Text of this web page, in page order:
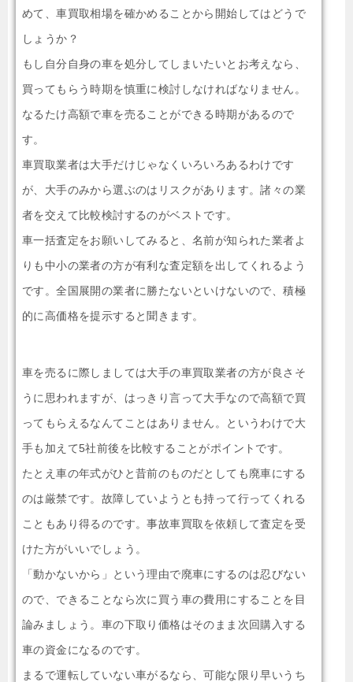
めて、車買取相場を確かめることから開始してはどうで
しょうか？
もし自分自身の車を処分してしまいたいとお考えなら、
買ってもらう時期を慎重に検討しなければなりません。
なるたけ高額で車を売ることができる時期があるので
す。
車買取業者は大手だけじゃなくいろいろあるわけです
が、大手のみから選ぶのはリスクがあります。諸々の業
者を交えて比較検討するのがベストです。
車一括査定をお願いしてみると、名前が知られた業者よ
りも中小の業者の方が有利な査定額を出してくれるよう
です。全国展開の業者に勝たないといけないので、積極
的に高価格を提示すると聞きます。
車を売るに際しましては大手の車買取業者の方が良さそ
うに思われますが、はっきり言って大手なので高額で買
ってもらえるなんてことはありません。というわけで大
手も加えて5社前後を比較することがポイントです。
たとえ車の年式がひと昔前のものだとしても廃車にする
のは厳禁です。故障していようとも持って行ってくれる
こともあり得るのです。事故車買取を依頼して査定を受
けた方がいいでしょう。
「動かないから」という理由で廃車にするのは忍びない
ので、できることなら次に買う車の費用にすることを目
論みましょう。車の下取り価格はそのまま次回購入する
車の資金になるのです。
まるで運転していない車がるなら、可能な限り早いうち